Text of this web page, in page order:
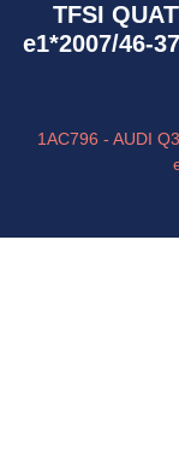
TFSI
e1*2007/46-
1AC796 - AUDI